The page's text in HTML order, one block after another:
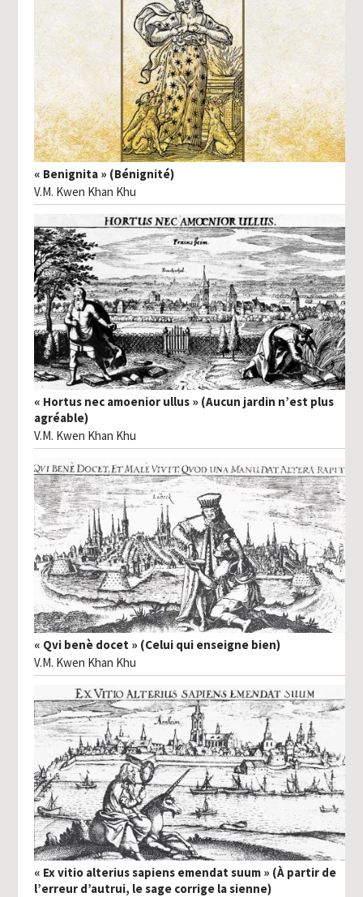
« Benignita » (Bénignité)
V.M. Kwen Khan Khu
« Hortus nec amoenior ullus » (Aucun jardin n’est plus
agréable)
V.M. Kwen Khan Khu
« Qvi benè docet » (Celui qui enseigne bien)
V.M. Kwen Khan Khu
« Ex vitio alterius sapiens emendat suum » (À partir de
l’erreur d’autrui, le sage corrige la sienne)